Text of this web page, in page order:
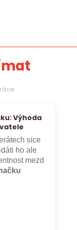
Výhoda
sice
ho ale
mezd